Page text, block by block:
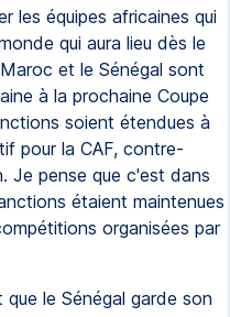
les équipes africaines qui
qui aura lieu dès le
et le Sénégal sont
à la prochaine Coupe
soient étendues à
pour la CAF, contre-
Je pense que c'est dans
étaient maintenues
organisées par
que le Sénégal garde son